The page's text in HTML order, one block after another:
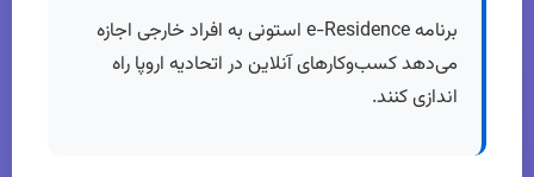
برنامه e-Residence استونی به افراد خارجی اجازه
می‌دهد کسب‌وکارهای آنلاین در اتحادیه اروپا راه
اندازی کنند.